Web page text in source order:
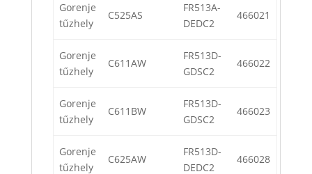
Gorenje
tűzhely
C525AS
FR513A-
DEDC2
466021
Gorenje
tűzhely
C611AW
FR513D-
GDSC2
466022
Gorenje
tűzhely
C611BW
FR513D-
GDSC2
466023
Gorenje
tűzhely
C625AW
FR513D-
DEDC2
466028